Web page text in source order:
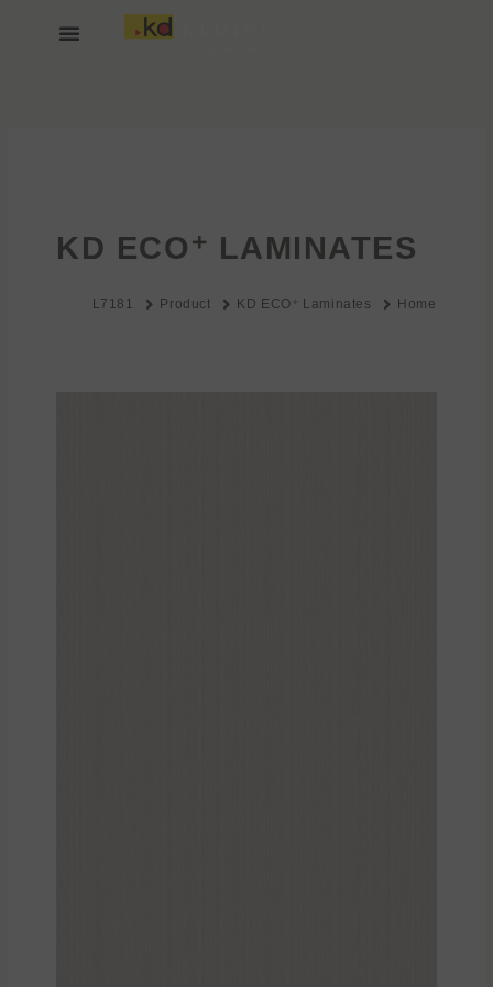
KD ECO⁺ LAMINATES
Home
KD ECO⁺ Laminates
Product
L7181